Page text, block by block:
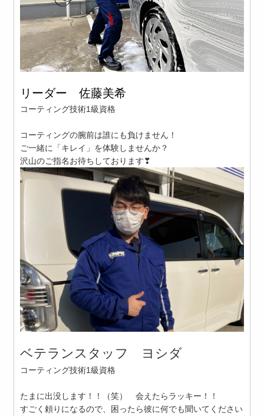
リーダー 佐藤美希
コーティング技術1級資格
コーティングの腕前は誰にも負けません！
ご一緒に「キレイ」を体験しませんか？
沢山のご指名お待ちしております❣
ベテランスタッフ ヨシダ
コーティング技術1級資格
たまに出没します！！（笑） 会えたらラッキー！！
すごく頼りになるので、困ったら彼に何でも聞いてください